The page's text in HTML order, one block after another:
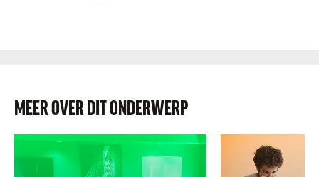
MEER OVER DIT ONDERWERP